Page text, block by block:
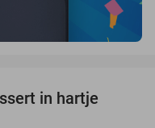
in hartje